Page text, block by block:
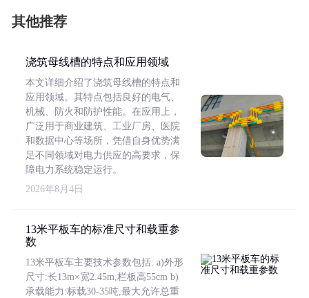
其他推荐
浇筑母线槽的特点和应用领域
本文详细介绍了浇筑母线槽的特点和
应用领域。其特点包括良好的电气、
机械、防火和防护性能。在应用上，
广泛用于商业建筑、工业厂房、医院
和数据中心等场所，凭借自身优势满
足不同领域对电力供应的高要求，保
障电力系统稳定运行。
2026年8月4日
13米平板车的标准尺寸和载重参
数
13米平板车主要技术参数包括: a)外形
尺寸:长13m×宽2.45m,栏板高55cm b)
承载能力:标载30-35吨,最大允许总重